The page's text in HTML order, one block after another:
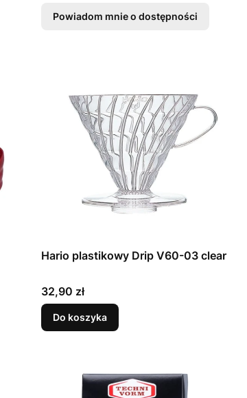
Powiadom mnie o dostępności
Hario plastikowy Drip V60-03 clear
Cena
32,90 zł
Do koszyka